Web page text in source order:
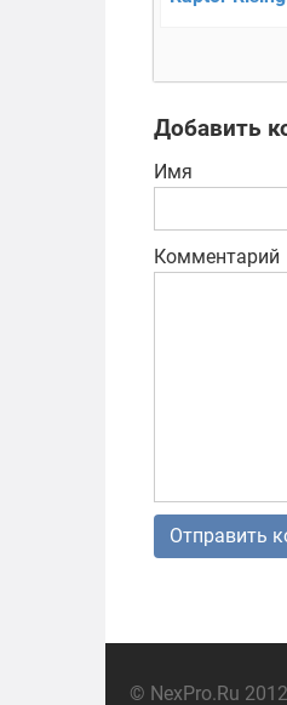
Добавить
Имя
Комментарий
© NexPro.Ru